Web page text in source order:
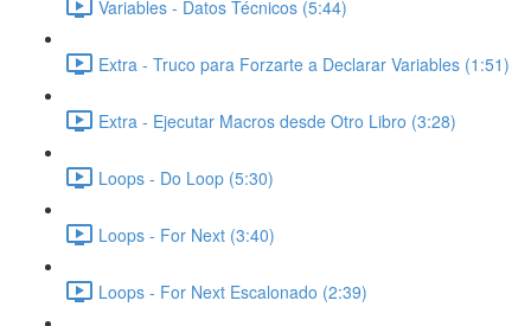
Variables - Datos Técnicos (5:44)
Extra - Truco para Forzarte a Declarar Variables (1:51)
Extra - Ejecutar Macros desde Otro Libro (3:28)
Loops - Do Loop (5:30)
Loops - For Next (3:40)
Loops - For Next Escalonado (2:39)